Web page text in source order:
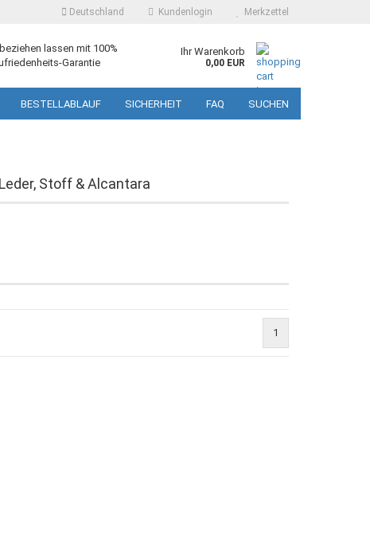
Deutschland Kundenlogin Merkzettel
lassen mit 100%
Garantie
Ihr Warenkorb
0,00 EUR
BESTELLABLAUF SICHERHEIT FAQ SUCHEN
Stoff & Alcantara
1